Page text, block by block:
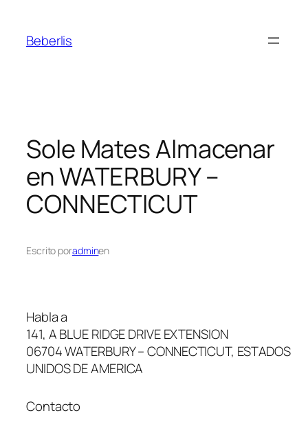
Beberlis
Sole MatesAlmacenar
en WATERBURY –
CONNECTICUT
Escrito poradminen
Habla a
141, A BLUE RIDGE DRIVE EXTENSION
06704 WATERBURY – CONNECTICUT, ESTADOS
UNIDOS DE AMERICA
Contacto